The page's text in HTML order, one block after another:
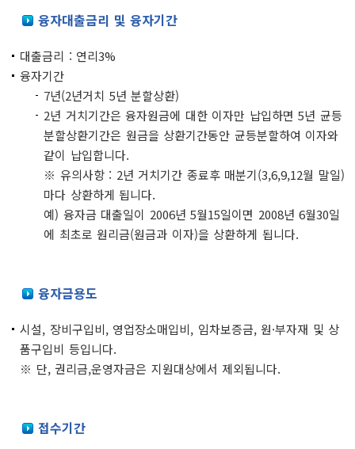
융자대출금리 및 융자기간
대출금리 : 연리3%
융자기간
7년(2년거치 5년 분할상환)
2년 거치기간은 융자원금에 대한 이자만 납입하면 5년 균등
분할상환기간은 원금을 상환기간동안 균등분할하여 이자와
같이 납입합니다.
※ 유의사항 : 2년 거치기간 종료후 매분기(3,6,9,12월 말일)
마다 상환하게 됩니다.
예) 융자금 대출일이 2006년 5월15일이면 2008년 6월30일
에 최초로 원리금(원금과 이자)을 상환하게 됩니다.
융자금용도
시설, 장비구입비, 영업장소매입비, 임차보증금, 원·부자재 및 상
품구입비 등입니다.
※ 단, 권리금,운영자금은 지원대상에서 제외됩니다.
접수기간